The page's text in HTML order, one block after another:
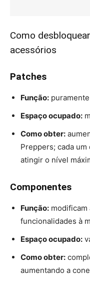
Como
acessórios
Patches
Função:
Espaço ocupado:
Como obter:
Preppers; cada
atingir o nível
Componentes
Função: modificam
funcionalidades à
Espaço ocupado:
Como obter:
aumentando a